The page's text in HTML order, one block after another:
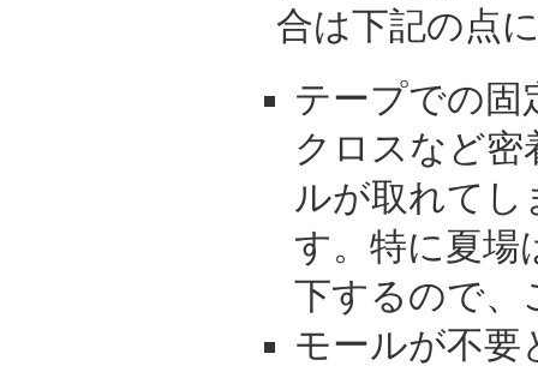
合は下記の点
テープでの固
クロスなど密
ルが取れてし
す。特に夏場
下するので、
モールが不要